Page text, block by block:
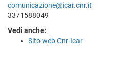
comunicazione@icar.cnr.it
3371588049
Vedi anche:
Sito web Cnr-Icar